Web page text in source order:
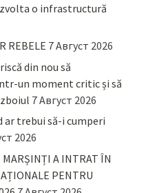
o infrastructură
REBELE 7 Август 2026
din nou să
un moment critic și să
7 Август 2026
ar trebui să-i cumperi
2026
MARȘINȚI A INTRAT ÎN
PENTRU